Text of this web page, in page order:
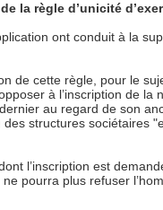
la règle d’unicité
ont conduit à la
de cette règle, pour le
à l’inscription de
au regard de son
structures sociétaires
l’inscription est
pourra plus refuser